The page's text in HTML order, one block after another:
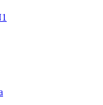
Ministarstva privrede